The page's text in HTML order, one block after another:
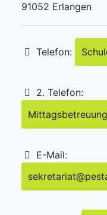
91052 Erlangen
Telefon:
2. Telefon:
E-Mail:
sekretariat@